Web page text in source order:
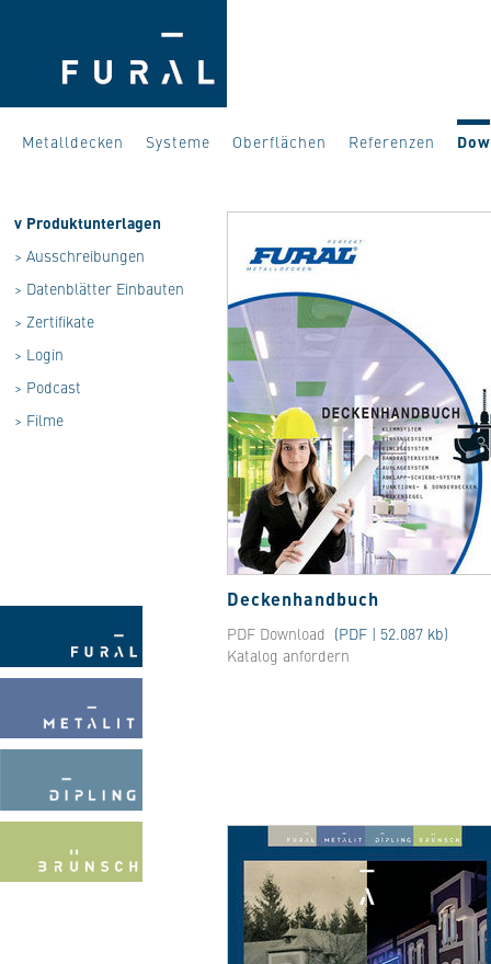
Metalldecken Systeme Oberflächen Referenzen
v Produktunterlagen
> Ausschreibungen
> Datenblätter Einbauten
> Zertifikate
> Login
> Podcast
> Filme
Deckenhandbuch
PDF Download (PDF | 52.087 kb)
Katalog anfordern